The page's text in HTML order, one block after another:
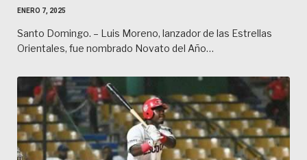
ENERO 7, 2025
Santo Domingo. – Luis Moreno, lanzador de las Estrellas
Orientales, fue nombrado Novato del Año…